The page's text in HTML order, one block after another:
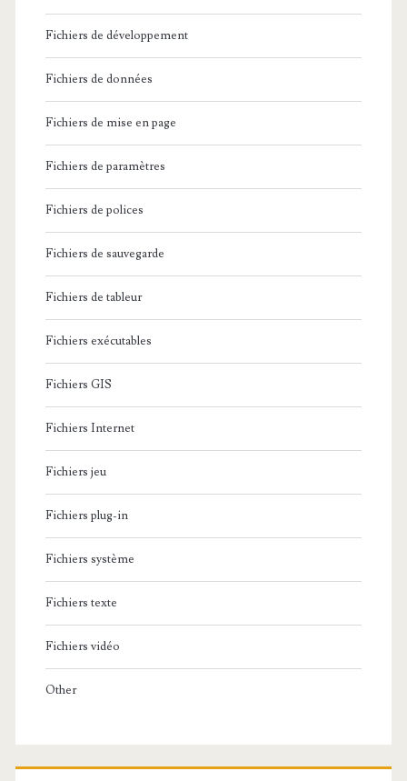
Fichiers de développement
Fichiers de données
Fichiers de mise en page
Fichiers de paramètres
Fichiers de polices
Fichiers de sauvegarde
Fichiers de tableur
Fichiers exécutables
Fichiers GIS
Fichiers Internet
Fichiers jeu
Fichiers plug-in
Fichiers système
Fichiers texte
Fichiers vidéo
Other